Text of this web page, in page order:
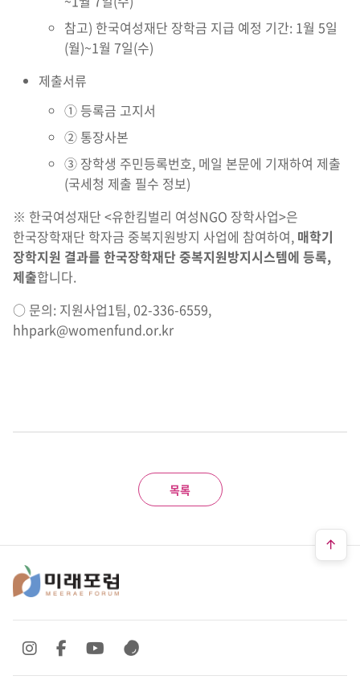
참고) 한국여성재단 장학금 지급 예정 기간: 1월 5일
(월)~1월 7일(수)
제출서류
① 등록금 고지서
② 통장사본
③ 장학생 주민등록번호, 메일 본문에 기재하여 제출
(국세청 제출 필수 정보)
※ 한국여성재단 <유한킴벌리 여성NGO 장학사업>은
한국장학재단 학자금 중복지원방지 사업에 참여하여, 매학기
장학지원 결과를 한국장학재단 중복지원방지시스템에 등록,
제출합니다.
○ 문의: 지원사업1팀, 02-336-6559,
hhpark@womenfund.or.kr
목록
SNS 바로가기
SNS 바로가기SNS 바로가기
SNS 바로가기